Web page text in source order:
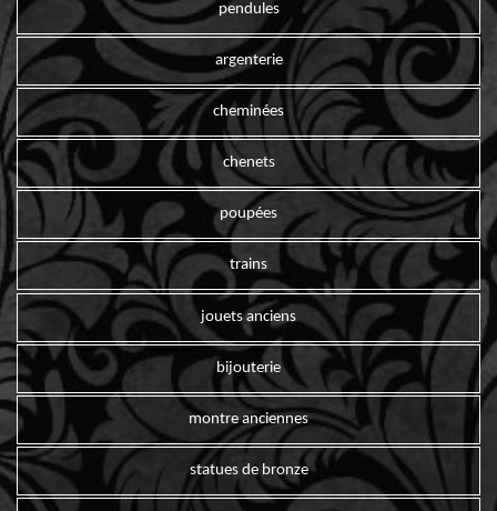
pendules
argenterie
cheminées
chenets
poupées
trains
jouets anciens
bijouterie
montre anciennes
statues de bronze